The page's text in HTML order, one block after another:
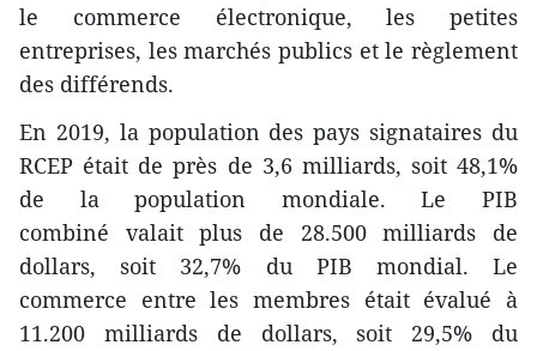
le commerce électronique, les petites
entreprises, les marchés publics et le règlement
des différends.
En 2019, la population des pays signataires du
RCEP était de près de 3,6 milliards, soit 48,1%
de la population mondiale. Le PIB
combiné valait plus de 28.500 milliards de
dollars, soit 32,7% du PIB mondial. Le
commerce entre les membres était évalué à
11.200 milliards de dollars, soit 29,5% du